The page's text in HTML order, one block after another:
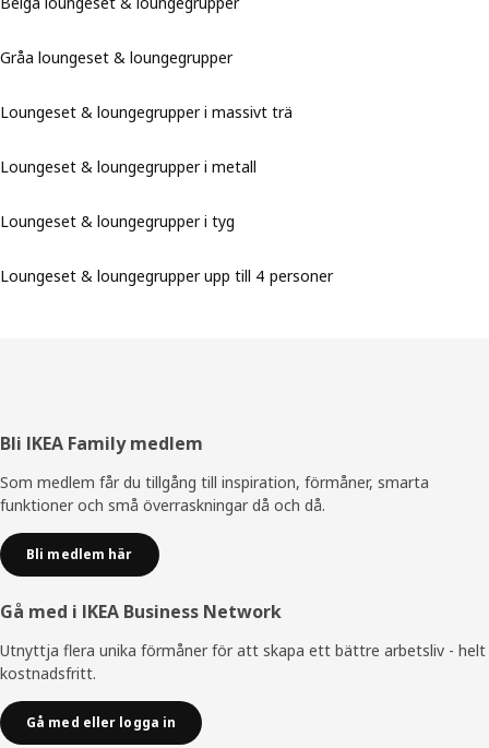
Gråa loungeset & loungegrupper
Loungeset & loungegrupper i massivt trä
Loungeset & loungegrupper i metall
Loungeset & loungegrupper i tyg
Loungeset & loungegrupper upp till 4 personer
Sidfot
Bli IKEA Family medlem
Som medlem får du tillgång till inspiration, förmåner, smarta
funktioner och små överraskningar då och då.
Bli medlem här
Gå med i IKEA Business Network
Utnyttja flera unika förmåner för att skapa ett bättre arbetsliv - helt
kostnadsfritt.
Gå med eller logga in